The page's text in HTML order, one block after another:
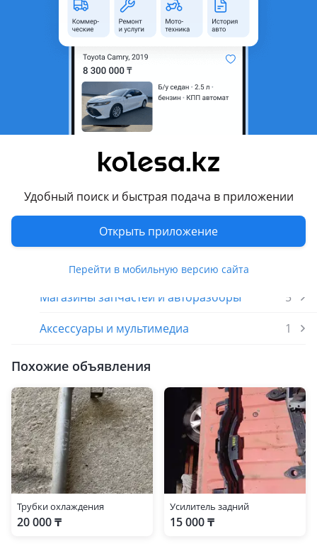
Удобный поиск и быстрая подача в приложении
Открыть приложение
Перейти в мобильную версию сайта
Б/y
Комментарий продавца
Задние супорта на паджеро отправка в регионы
Авторазбор Джиперс
Запчасти
Автозапчасти
Авто на разбор
Магазины запчастей и авторазборы
5
Аксессуары и мультимедиа
1
Похожие объявления
Трубки охлаждения
20 000 ₸
Усилитель задний
15 000 ₸